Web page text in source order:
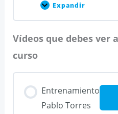
Expandir
Clases
grabadas
Contenido de la
Clase integrales
Vídeos que debes ver
curso
Entrenamiento
Pablo Torres